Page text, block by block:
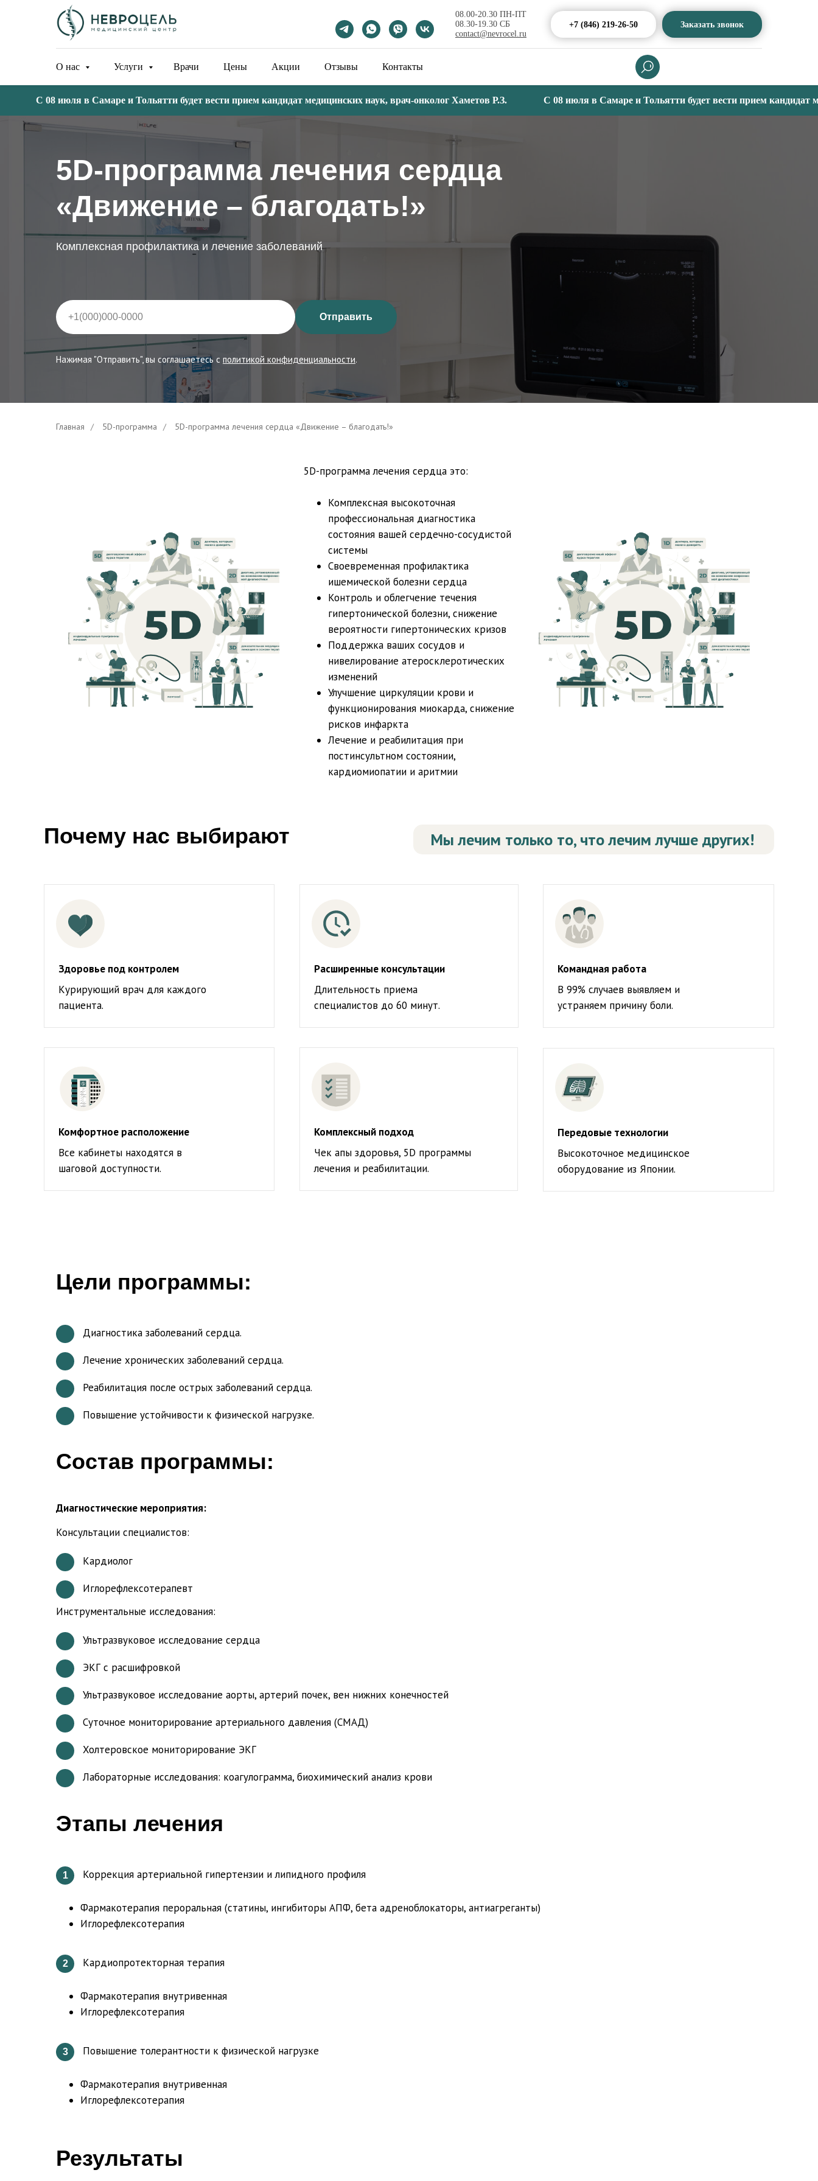
08.00-20.30 ПН-ПТ
08.30-19.30 СБ
contact@nevrocel.ru
+7 (846) 219-26-50 Заказать звонок
О нас Услуги Врачи Цены Акции Отзывы Контакты
С 08 июля в Самаре и Тольятти будет вести прием кандидат медицинских наук, врач-онколог Хаметов Р.З. С 08 июля в Самаре и Тольятти будет вести прием кандидат
5D-программа лечения сердца
«Движение – благодать!»
Комплексная профилактика и лечение заболеваний
Отправить
Нажимая "Отправить", вы соглашаетесь с политикой конфиденциальности.
Главная / 5D-программа / 5D-программа лечения сердца «Движение – благодать!»
5D-программа лечения сердца это:
Комплексная высокоточная
профессиональная диагностика
состояния вашей сердечно-сосудистой
системы
Своевременная профилактика
ишемической болезни сердца
Контроль и облегчение течения
гипертонической болезни, снижение
вероятности гипертонических кризов
Поддержка ваших сосудов и
нивелирование атеросклеротических
изменений
Улучшение циркуляции крови и
функционирования миокарда, снижение
рисков инфаркта
Лечение и реабилитация при
постинсультном состоянии,
кардиомиопатии и аритмии
Почему нас выбирают
Здоровье под контролем
Курирующий врач для каждого
пациента.
Расширенные консультации
Длительность приема
специалистов до 60 минут.
Командная работа
В 99% случаев выявляем и
устраняем причину боли.
Комфортное расположение
Все кабинеты находятся в
шаговой доступности.
Мы лечим только то, что лечим лучше других!
Комплексный подход
Чек апы здоровья, 5D программы
лечения и реабилитации.
Передовые технологии
Высокоточное медицинское
оборудование из Японии.
Цели программы:
Диагностика заболеваний сердца.
Лечение хронических заболеваний сердца.
Реабилитация после острых заболеваний сердца.
Повышение устойчивости к физической нагрузке.
Состав программы:
Диагностические мероприятия:
Консультации специалистов:
Кардиолог
Иглорефлексотерапевт
Инструментальные исследования:
Ультразвуковое исследование сердца
ЭКГ с расшифровкой
Ультразвуковое исследование аорты, артерий почек, вен нижних конечностей
Суточное мониторирование артериального давления (СМАД)
Холтеровское мониторирование ЭКГ
Лабораторные исследования: коагулограмма, биохимический анализ крови
Этапы лечения
1 Коррекция артериальной гипертензии и липидного профиля
Фармакотерапия пероральная (статины, ингибиторы АПФ, бета адреноблокаторы, антиагреганты)
Иглорефлексотерапия
2 Кардиопротекторная терапия
Фармакотерапия внутривенная
Иглорефлексотерапия
3 Повышение толерантности к физической нагрузке
Фармакотерапия внутривенная
Иглорефлексотерапия
Результаты